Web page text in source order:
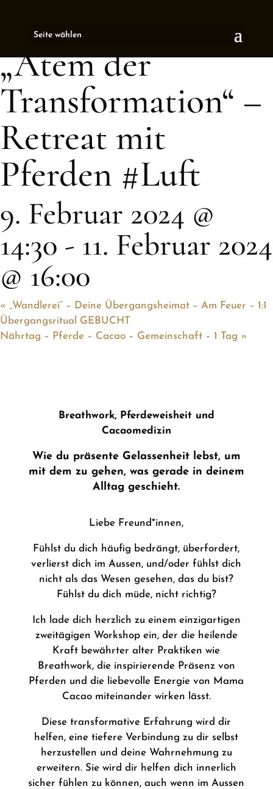
Seite wählen
This event has passed.
„Atem der
Transformation“ –
Retreat mit
Pferden #Luft
9. Februar 2024 @
14:30 - 11. Februar 2024
@ 16:00
« „Wandlerei“ – Deine Übergangsheimat – Am Feuer – 1:1
Übergangsritual GEBUCHT
Nährtag – Pferde – Cacao – Gemeinschaft – 1 Tag »
Breathwork, Pferdeweisheit und
Cacaomedizin
Wie du präsente Gelassenheit lebst, um
mit dem zu gehen, was gerade in deinem
Alltag geschieht.
Liebe Freund*innen,
Fühlst du dich häufig bedrängt, überfordert,
verlierst dich im Aussen, und/oder fühlst dich
nicht als das Wesen gesehen, das du bist?
Fühlst du dich müde, nicht richtig?
Ich lade dich herzlich zu einem einzigartigen
zweitägigen Workshop ein, der die heilende
Kraft bewährter alter Praktiken wie
Breathwork, die inspirierende Präsenz von
Pferden und die liebevolle Energie von Mama
Cacao miteinander wirken lässt.
Diese transformative Erfahrung wird dir
helfen, eine tiefere Verbindung zu dir selbst
herzustellen und deine Wahrnehmung zu
erweitern. Sie wird dir helfen dich innerlich
sicher fühlen zu können, auch wenn im Aussen